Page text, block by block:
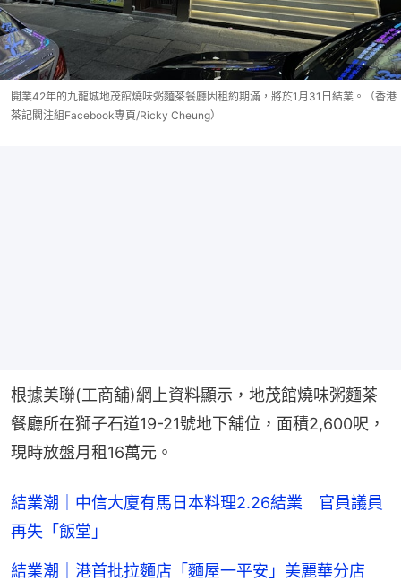
開業42年的九龍城地茂館燒味粥麵茶餐廳因租約期滿，將於1月31日結業。（香港
茶記關注組Facebook專頁/Ricky Cheung）
根據美聯(工商舖)網上資料顯示，地茂館燒味粥麵茶
餐廳所在獅子石道19-21號地下舖位，面積2,600呎，
現時放盤月租16萬元。
結業潮｜中信大廈有馬日本料理2.26結業 官員議員
再失「飯堂」
結業潮｜港首批拉麵店「麵屋一平安」美麗華分店